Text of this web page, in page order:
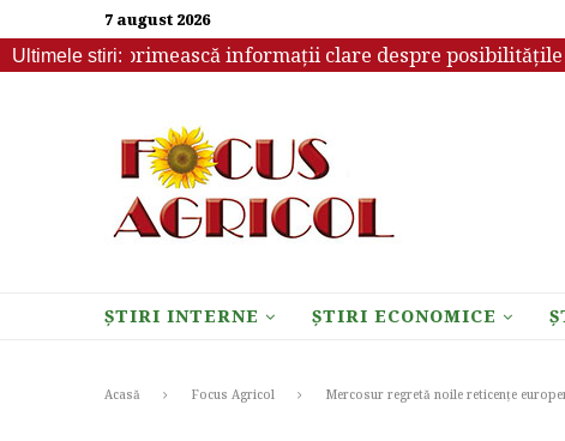
7 august 2026
Ultimele stiri:
să primească informații clare despre posibilitățile de
ȘTIRI INTERNE ȘTIRI ECONOMICE
Acasă Focus Agricol Mercosur regretă noile reticențe